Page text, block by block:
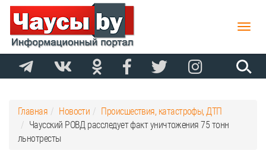
Toggle
Главная Новости
Происшествия, катастрофы, ДТП
Чаусский РОВД расследует факт уничтожения 75 тонн
льнотресты